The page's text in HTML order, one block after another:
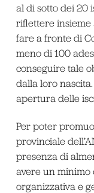
al di sotto dei 20
riflettere
fare a fronte di
meno di 100
conseguire tale
dalla loro
apertura delle
Per poter
provinciale
presenza di
avere un minimo
organizzativa e